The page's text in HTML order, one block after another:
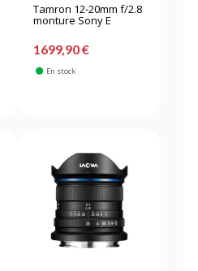
Tamron 12-20mm f/2.8
monture Sony E
1699,90 €
En stock